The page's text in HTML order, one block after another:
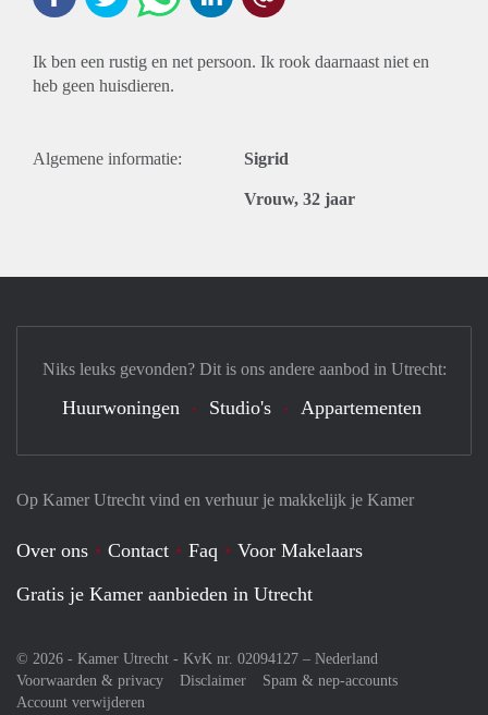
Ik ben een rustig en net persoon. Ik rook daarnaast niet en
heb geen huisdieren.
Algemene informatie: Sigrid
Vrouw, 32 jaar
Op Kamer Utrecht vind en verhuur je makkelijk je Kamer
Over ons Contact Faq
Voor Makelaars
Gratis je Kamer aanbieden in Utrecht
© 2026 - Kamer Utrecht - KvK nr. 02094127 – Nederland
Voorwaarden & privacy
Disclaimer
Spam & nep-accounts
Account verwijderen
Niks leuks gevonden? Dit is ons andere aanbod in Utrecht:
Huurwoningen Studio's Appartementen